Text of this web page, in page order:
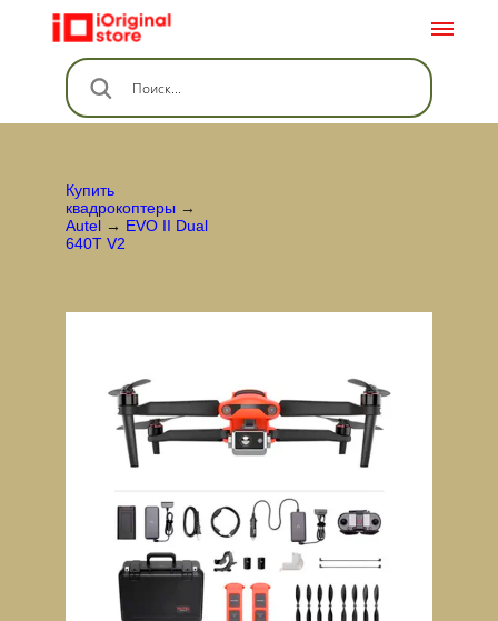
Купить
квадрокоптеры →
Autel → EVO II Dual
640T V2